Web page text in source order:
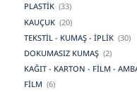
PLASTİK (33)
KAUÇUK (20)
TEKSTİL - KUMAŞ - İPLİK (30)
DOKUMASIZ KUMAŞ (2)
KAĞIT - KARTON - FİLM -
FİLM (6)